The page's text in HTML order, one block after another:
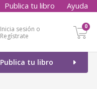
Publica tu libro Ayuda
Inicia sesión o
Regístrate
0
Publica tu libro